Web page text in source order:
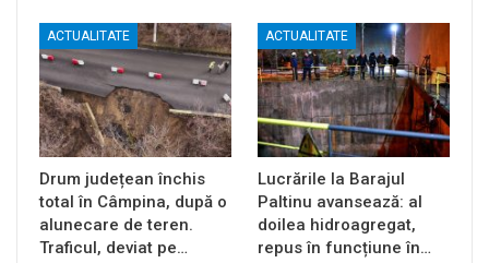
ACTUALITATE
Drum județean închis
total în Câmpina, după o
alunecare de teren.
Traficul, deviat pe…
ACTUALITATE
Lucrările la Barajul
Paltinu avansează: al
doilea hidroagregat,
repus în funcțiune în…